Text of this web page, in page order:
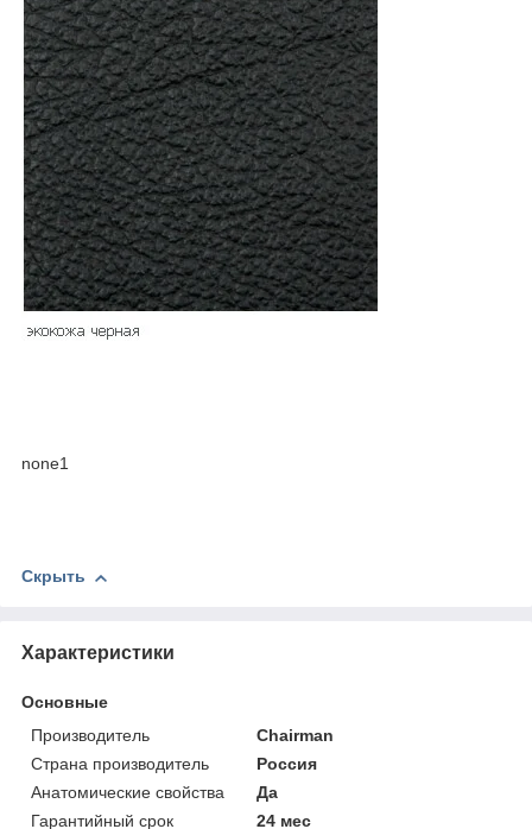
none1
Скрыть
Характеристики
Основные
Производитель
Chairman
Страна производитель
Россия
Анатомические свойства
Да
Гарантийный срок
24 мес